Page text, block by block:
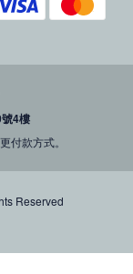
4樓
付款方式。
Reserved